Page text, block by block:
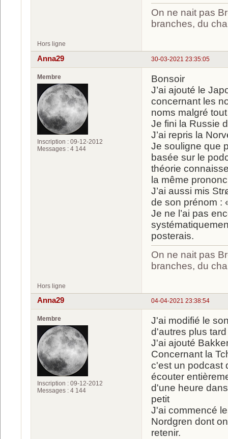
On ne nait pas
branches, du
Hors ligne
30-03-2021 23:35:05
Anna29
Membre
Inscription : 09-12-2012
Messages : 4 144
Bonsoir
J’ai ajouté le
concernant les
noms malgré
Je fini la Russie
J’ai repris la
Je souligne que
basée sur le
théorie
la même
J’ai aussi mis
de son prénom :
Je ne l’ai pas
posterais.
On ne nait pas
branches, du
Hors ligne
04-04-2021 23:38:54
Anna29
Membre
Inscription : 09-12-2012
Messages : 4 144
J'ai modifié le
d'autres plus
J'ai ajouté
Concernant la
c'est un podcast
écouter
d'une heure
petit
J'ai commencé
Nordgren dont
retenir.